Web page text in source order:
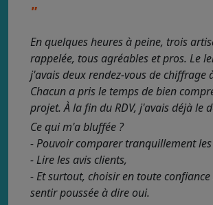
"
En quelques heures à peine, trois
rappelée, tous agréables et pros. Le
j'avais deux rendez-vous de chiffrage
Chacun a pris le temps de bien
projet. À la fin du RDV, j'avais déjà le
Ce qui m'a bluffée ?
- Pouvoir comparer tranquillement
- Lire les avis clients,
- Et surtout, choisir en toute confiance
sentir poussée à dire oui.